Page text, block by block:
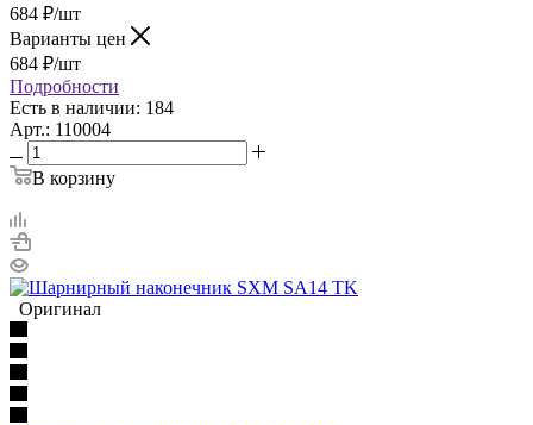
684 ₽/шт
Варианты цен
684 ₽/шт
Подробности
Есть в наличии: 184
Арт.: 110004
В корзину
Оригинал